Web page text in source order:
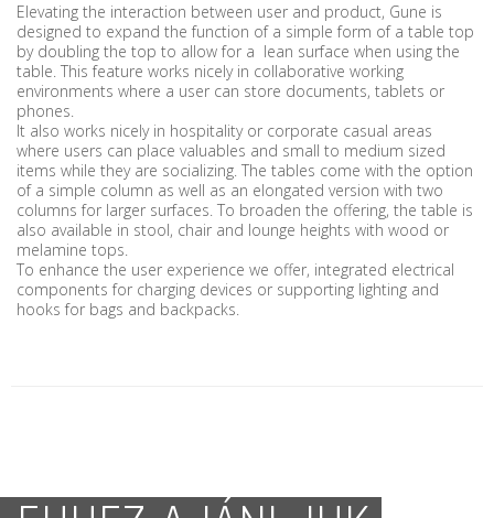
Elevating the interaction between user and product, Gune is
designed to expand the function of a simple form of a table top
by doubling the top to allow for a lean surface when using the
table. This feature works nicely in collaborative working
environments where a user can store documents, tablets or
phones.
It also works nicely in hospitality or corporate casual areas
where users can place valuables and small to medium sized
items while they are socializing. The tables come with the option
of a simple column as well as an elongated version with two
columns for larger surfaces. To broaden the offering, the table is
also available in stool, chair and lounge heights with wood or
melamine tops.
To enhance the user experience we offer, integrated electrical
components for charging devices or supporting lighting and
hooks for bags and backpacks.